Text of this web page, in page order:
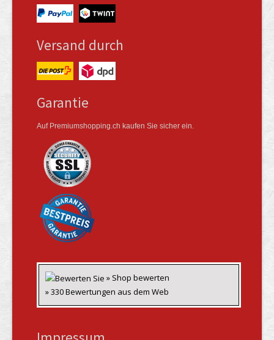
Versand durch
Garantie
Auf Premiumshopping.ch kaufen Sie sicher ein.
» Shop bewerten
» 330 Bewertungen aus dem Web